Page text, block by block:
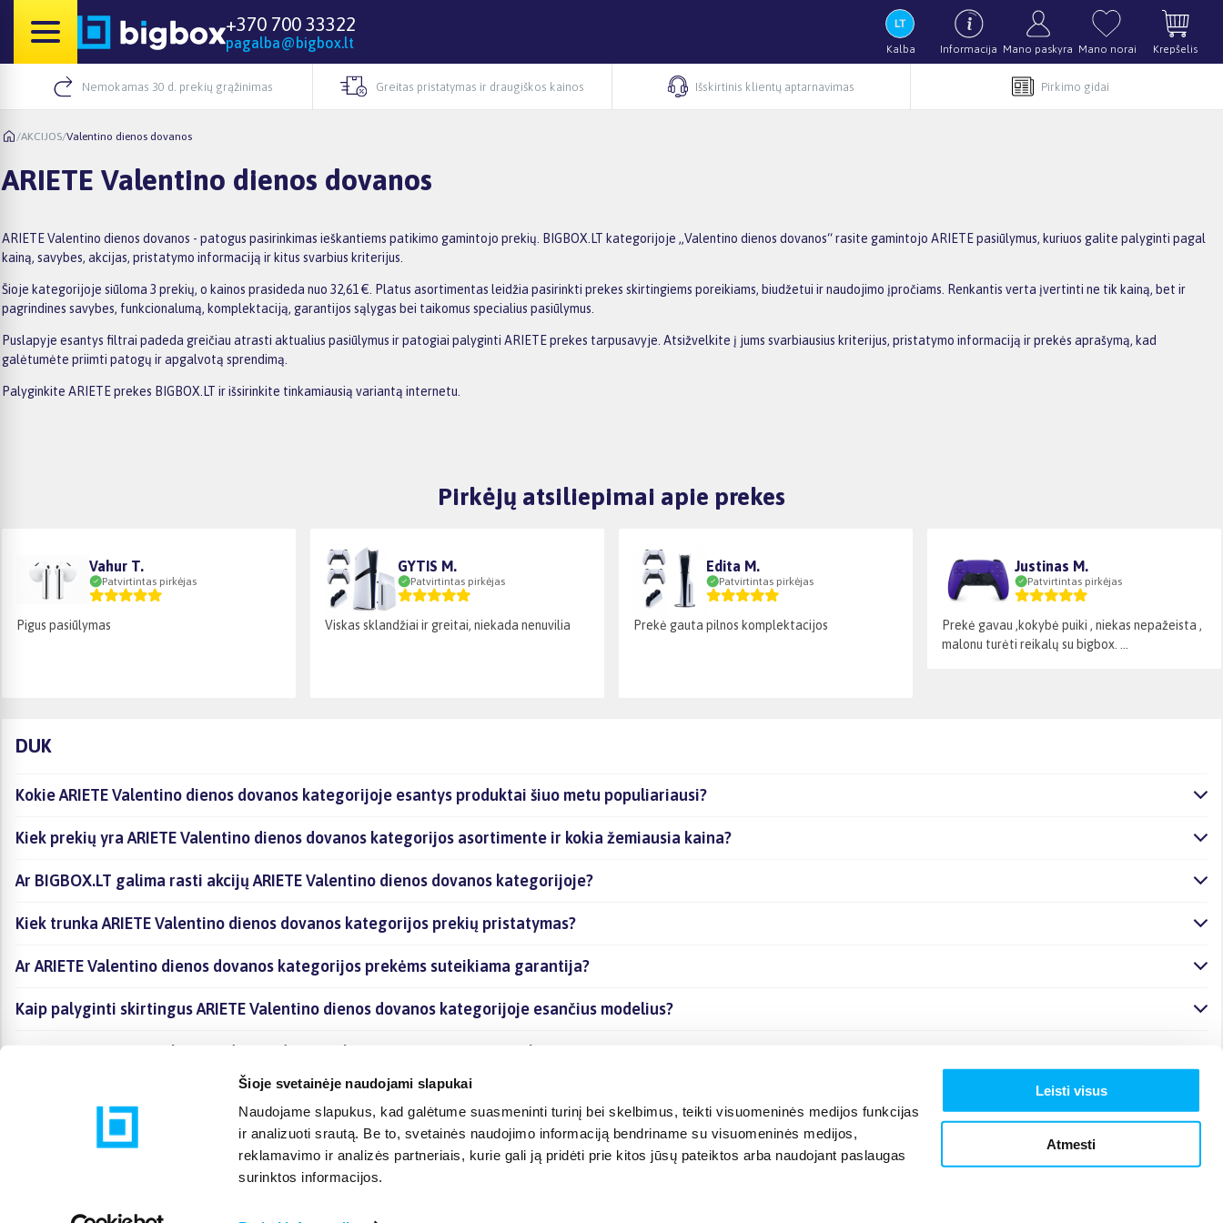
Šioje svetainėje naudojami slapukai
Naudojame slapukus, kad galėtume suasmeninti turinį bei skelbimus, teikti visuomeninės medijos funkcijas
ir analizuoti srautą. Be to, svetainės naudojimo informaciją bendriname su visuomeninės medijos,
reklamavimo ir analizės partneriais, kurie gali ją pridėti prie kitos jūsų pateiktos arba naudojant paslaugas
surinktos informacijos.
Leisti visus
Atmesti
+370 700 33322
pagalba@bigbox.lt Kalba Informacija Mano paskyra Mano norai Krepšelis
Nemokamas 30 d. prekių grąžinimas Greitas pristatymas ir draugiškos kainos Išskirtinis klientų aptarnavimas Pirkimo gidai
/AKCIJOS/Valentino dienos dovanos
ARIETE Valentino dienos dovanos
ARIETE Valentino dienos dovanos - patogus pasirinkimas ieškantiems patikimo gamintojo prekių. BIGBOX.LT kategorijoje „Valentino dienos dovanos“ rasite gamintojo ARIETE pasiūlymus, kuriuos galite palyginti pagal
kainą, savybes, akcijas, pristatymo informaciją ir kitus svarbius kriterijus.
Šioje kategorijoje siūloma 3 prekių, o kainos prasideda nuo 32,61 €. Platus asortimentas leidžia pasirinkti prekes skirtingiems poreikiams, biudžetui ir naudojimo įpročiams. Renkantis verta įvertinti ne tik kainą, bet ir
pagrindines savybes, funkcionalumą, komplektaciją, garantijos sąlygas bei taikomus specialius pasiūlymus.
Puslapyje esantys filtrai padeda greičiau atrasti aktualius pasiūlymus ir patogiai palyginti ARIETE prekes tarpusavyje. Atsižvelkite į jums svarbiausius kriterijus, pristatymo informaciją ir prekės aprašymą, kad
galėtumėte priimti patogų ir apgalvotą sprendimą.
Palyginkite ARIETE prekes BIGBOX.LT ir išsirinkite tinkamiausią variantą internetu.
Pirkėjų atsiliepimai apie prekes
Vahur T.
Patvirtintas pirkėjas
Pigus pasiūlymas
GYTIS M.
Patvirtintas pirkėjas
Viskas sklandžiai ir greitai, niekada nenuvilia
Edita M.
Patvirtintas pirkėjas
Prekė gauta pilnos komplektacijos
Justinas M.
Patvirtintas pirkėjas
Prekė gavau ,kokybė puiki , niekas nepažeista ,
malonu turėti reikalų su bigbox. ...
DUK
Kokie ARIETE Valentino dienos dovanos kategorijoje esantys produktai šiuo metu populiariausi?
Kiek prekių yra ARIETE Valentino dienos dovanos kategorijos asortimente ir kokia žemiausia kaina?
Ar BIGBOX.LT galima rasti akcijų ARIETE Valentino dienos dovanos kategorijoje?
Kiek trunka ARIETE Valentino dienos dovanos kategorijos prekių pristatymas?
Ar ARIETE Valentino dienos dovanos kategorijos prekėms suteikiama garantija?
Kaip palyginti skirtingus ARIETE Valentino dienos dovanos kategorijoje esančius modelius?
Kaip įsigyti ARIETE Valentino dienos dovanos kategorijoje esančias prekes internetu?